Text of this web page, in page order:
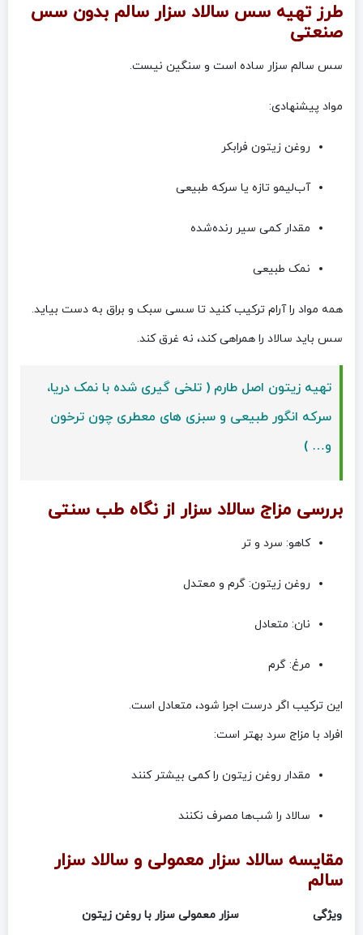
طرز تهیه سس سالاد سزار سالم بدون سس
صنعتی
سس سالم سزار ساده است و سنگین نیست.
مواد پیشنهادی:
روغن زیتون فرابکر
آب‌لیمو تازه یا سرکه طبیعی
مقدار کمی سیر رنده‌شده
نمک طبیعی
همه مواد را آرام ترکیب کنید تا سسی سبک و براق به دست بیاید.
سس باید سالاد را همراهی کند، نه غرق کند.
تهیه زیتون اصل طارم ( تلخی گیری شده با نمک دریا،
سرکه انگور طبیعی و سبزی های معطری چون ترخون
و… )
بررسی مزاج سالاد سزار از نگاه طب سنتی
کاهو: سرد و تر
روغن زیتون: گرم و معتدل
نان: متعادل
مرغ: گرم
این ترکیب اگر درست اجرا شود، متعادل است.
افراد با مزاج سرد بهتر است:
مقدار روغن زیتون را کمی بیشتر کنند
سالاد را شب‌ها مصرف نکنند
مقایسه سالاد سزار معمولی و سالاد سزار
سالم
ویژگی سزار معمولی سزار با روغن زیتون